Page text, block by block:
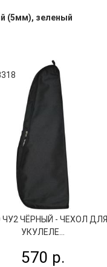
(5мм), зеленый
ЧУ2 ЧЁРНЫЙ - ЧЕХОЛ ДЛЯ
УКУЛЕЛЕ...
570 р.